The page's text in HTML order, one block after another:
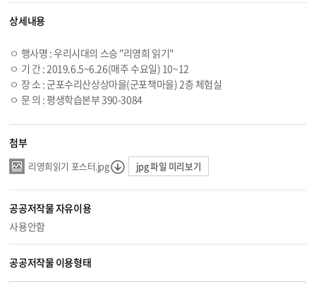
상세내용
ㅇ 행사명 : 우리시대의 스승 "리영희 읽기"
ㅇ 기 간 : 2019.6.5~6.26(매주 수요일) 10~12
ㅇ 장 소 : 군포수리산상상마을(군포책마을) 2층 체험실
ㅇ 문 의 : 평생학습본부 390-3084
첨부
리영희읽기 포스터.jpg jpg 파일 미리보기
공공저작물 자유이용
사용안함
공공저작물 이용형태